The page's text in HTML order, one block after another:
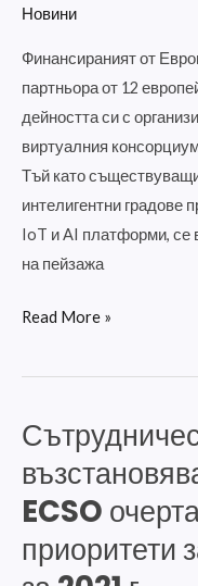
Новини
Финансираният от
партньора от 12
дейността си с
виртуалния
Тъй като
интелигентни градове
IoT и AI платформи, се
на пейзажа
Read More »
ECSO
приоритети
Сътрудничество,
и
солидарност:
ECSO
очертава